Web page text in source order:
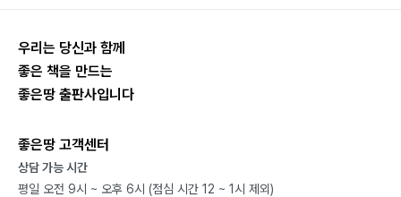
우리는 당신과 함께
좋은 책을 만드는
좋은땅 출판사입니다
좋은땅 고객센터
상담 가능 시간
평일 오전 9시 ~ 오후 6시 (점심 시간 12 ~ 1시 제외)